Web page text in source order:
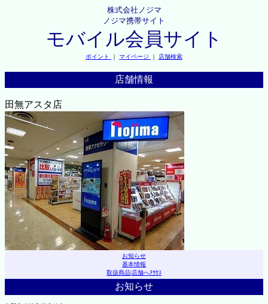
株式会社ノジマ
ノジマ携帯サイト
モバイル会員サイト
ポイント ｜ マイページ ｜ 店舗検索
店舗情報
田無アスタ店
お知らせ
基本情報
取扱商品|店舗へｱｸｾｽ
お知らせ